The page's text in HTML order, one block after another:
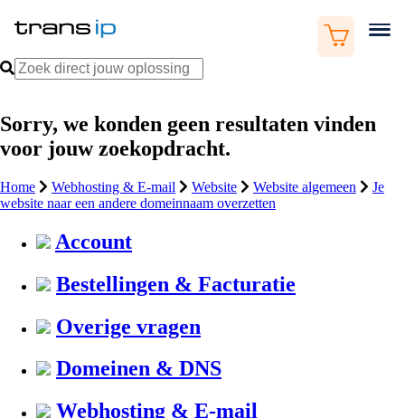
Sorry, we konden geen resultaten vinden
voor jouw zoekopdracht.
Home Webhosting & E-mail Website Website algemeen
Je
website naar een andere domeinnaam overzetten
Account
Bestellingen & Facturatie
Overige vragen
Domeinen & DNS
Webhosting & E-mail